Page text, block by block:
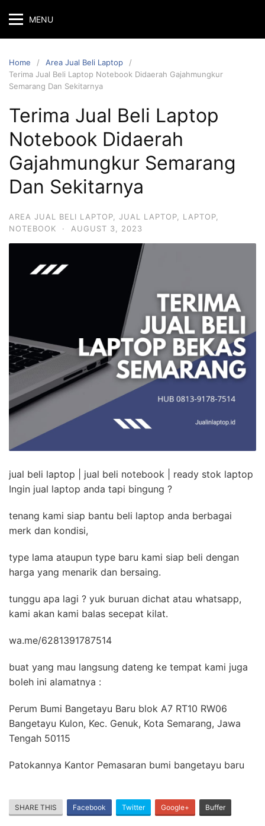
MENU
Home
Area Jual Beli Laptop
Terima Jual Beli Laptop Notebook Didaerah Gajahmungkur
Semarang Dan Sekitarnya
Terima Jual Beli Laptop
Notebook Didaerah
Gajahmungkur Semarang
Dan Sekitarnya
AREA JUAL BELI LAPTOP JUAL LAPTOP LAPTOP
NOTEBOOK
· AUGUST 3, 2023
jual beli laptop | jual beli notebook | ready stok laptop
Ingin jual laptop anda tapi bingung ?
tenang kami siap bantu beli laptop anda berbagai
merk dan kondisi,
type lama ataupun type baru kami siap beli dengan
harga yang menarik dan bersaing.
tunggu apa lagi ? yuk buruan dichat atau whatsapp,
kami akan kami balas secepat kilat.
wa.me/6281391787514
buat yang mau langsung dateng ke tempat kami juga
boleh ini alamatnya :
Perum Bumi Bangetayu Baru blok A7 RT10 RW06
Bangetayu Kulon, Kec. Genuk, Kota Semarang, Jawa
Tengah 50115
Patokannya Kantor Pemasaran bumi bangetayu baru
SHARE THIS Facebook Twitter Google+ Buffer